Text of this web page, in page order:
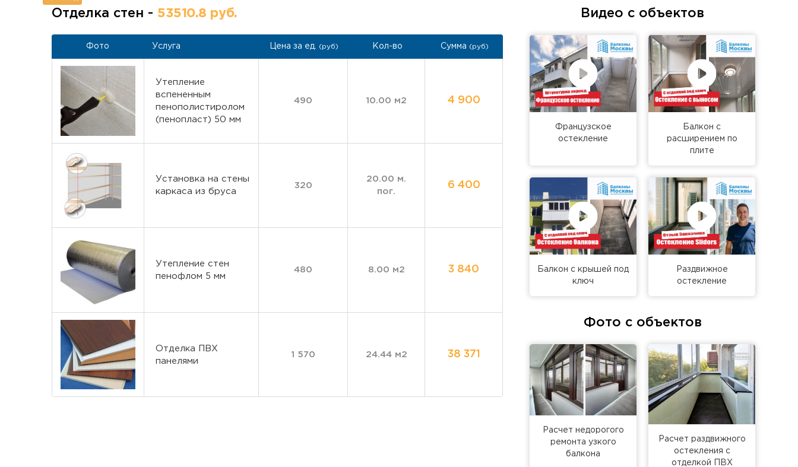
Отделка стен - 53510.8 руб.
Фото Услуга Цена за ед. (руб) Кол-во Сумма (руб)
Утепление
вспененным
пенополистиролом
(пенопласт) 50 мм
490 10.00 м2 4 900
Установка на стены
каркаса из бруса
320
20.00 м.
пог.
6 400
Утепление стен
пенофлом 5 мм
480 8.00 м2 3 840
Отделка ПВХ
панелями
1 570 24.44 м2 38 371
Видео с объектов
Французское
остекление
Балкон с
расширением по
плите
Балкон с крышей под
ключ
Раздвижное
остекление
Фото с объектов
Расчет недорогого
ремонта узкого
балкона
Расчет раздвижного
остекления с
отделкой ПВХ